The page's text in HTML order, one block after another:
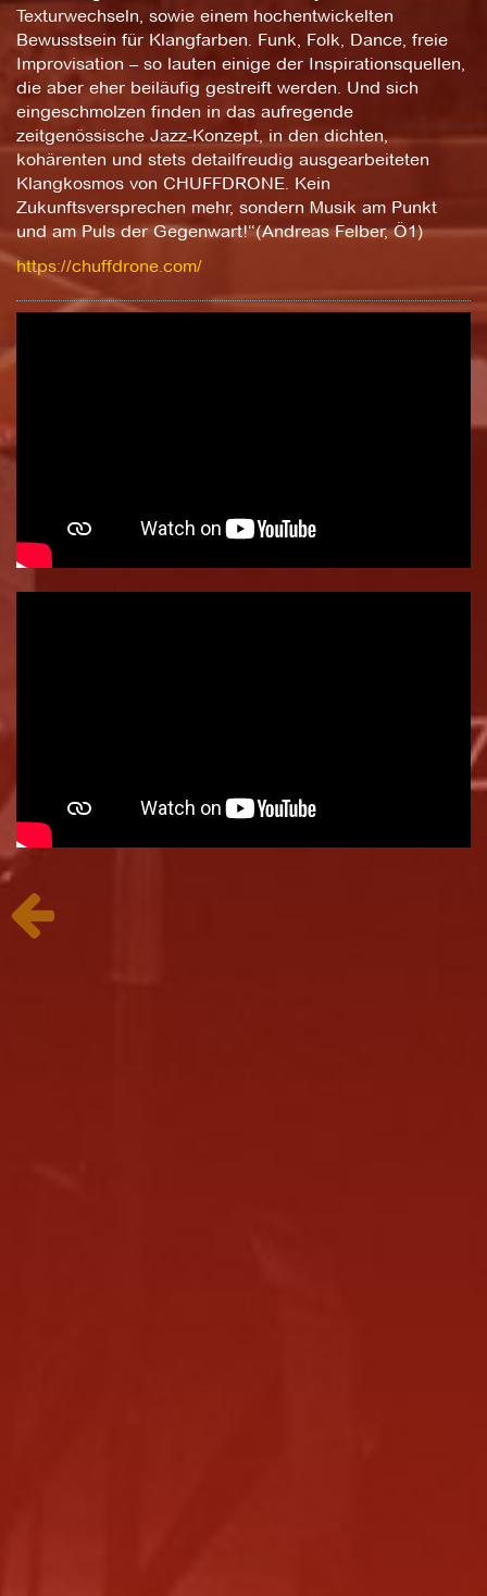
Texturwechseln, sowie einem hochentwickelten
Bewusstsein für Klangfarben. Funk, Folk, Dance, freie
Improvisation – so lauten einige der Inspirationsquellen,
die aber eher beiläufig gestreift werden. Und sich
eingeschmolzen finden in das aufregende
zeitgenössische Jazz-Konzept, in den dichten,
kohärenten und stets detailfreudig ausgearbeiteten
Klangkosmos von CHUFFDRONE. Kein
Zukunftsversprechen mehr, sondern Musik am Punkt
und am Puls der Gegenwart!“(Andreas Felber, Ö1)
https://chuffdrone.com/